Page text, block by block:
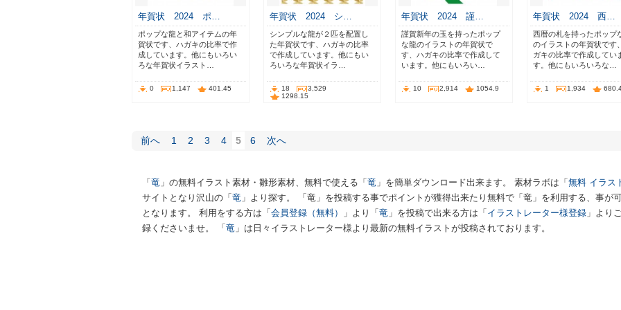
年賀状 2024 ポ…
ポップな龍と和アイテムの年
賀状です、ハガキの比率で作
成しています。他にもいろい
ろな年賀状イラスト…
0 1,147 401.45
年賀状 2024 シ…
シンプルな龍が２匹を配置し
た年賀状です、ハガキの比率
で作成しています。他にもい
ろいろな年賀状イラ…
18
3,529
1298.15
年賀状 2024 謹…
謹賀新年の玉を持ったポップ
な龍のイラストの年賀状で
す、ハガキの比率で作成して
います。他にもいろい…
10 2,914 1054.9
年賀状 2024 西…
西暦の札を持ったポップ
のイラストの年賀状です
ガキの比率で作成してい
す。他にもいろいろな…
1 1,934
前へ 1 2 3 4 5 6 次へ
「 竜 」の無料イラスト素材・雛形素材、無料で使える「 竜 」を簡単ダウンロード出来ます。 素材ラボは「 無料 イラス
サイトとなり沢山の「 竜 」より探す。 「竜」を投稿する事でポイントが獲得出来たり無料で「竜」を利用する、事が
となります。 利用をする方は「 会員登録（無料） 」より「 竜 」を投稿で出来る方は「 イラストレーター様登録 」より
録くださいませ。 「 竜 」は日々イラストレーター様より最新の無料イラストが投稿されております。